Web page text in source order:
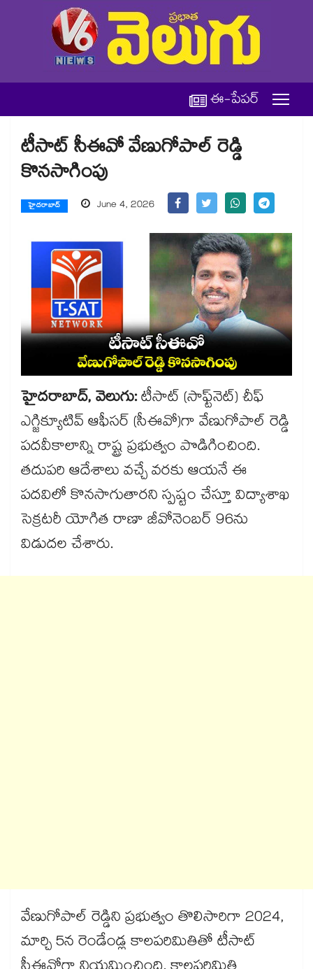
ఈ-పేపర్
టీసాట్ సీఈవో వేణుగోపాల్ రెడ్డి
కొనసాగింపు
హైదరాబాద్ June 4, 2026
హైదరాబాద్, వెలుగు:టీసాట్‌‌‌‌ (సాఫ్ట్‌‌నెట్) చీఫ్
ఎగ్జిక్యూటివ్ ఆఫీసర్ (సీఈవో)గా వేణుగోపాల్ రెడ్డి
పదవీకాలాన్ని రాష్ట్ర ప్రభుత్వం పొడిగించింది.
తదుపరి ఆదేశాలు వచ్చే వరకు ఆయనే ఈ
పదవిలో కొనసాగుతారని స్పష్టం చేస్తూ విద్యాశాఖ
సెక్రటరీ యోగిత రాణా జీవోనెంబర్ 96ను
విడుదల చేశారు.
వేణుగోపాల్ రెడ్డిని ప్రభుత్వం తొలిసారిగా 2024,
మార్చి 5న రెండేండ్ల కాలపరిమితితో టీసాట్‌‌